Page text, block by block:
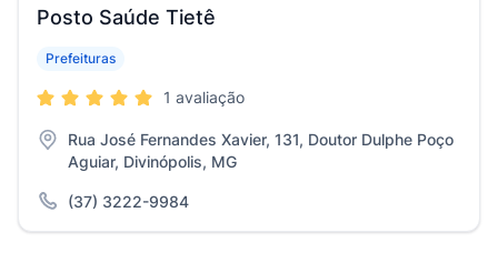
Posto Saúde Tietê
Prefeituras
1 avaliação
Rua José Fernandes Xavier, 131, Doutor Dulphe Poço
Aguiar, Divinópolis, MG
(37) 3222-9984